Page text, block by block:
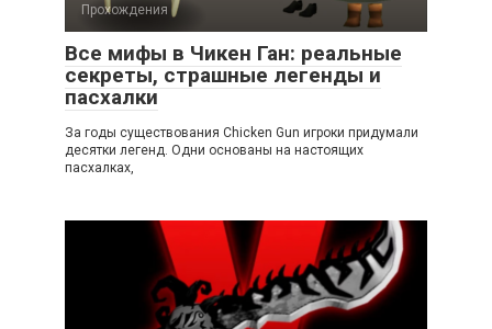
Прохождения
Все мифы в Чикен Ган: реальные
секреты, страшные легенды и
пасхалки
За годы существования Chicken Gun игроки придумали
десятки легенд. Одни основаны на настоящих
пасхалках,